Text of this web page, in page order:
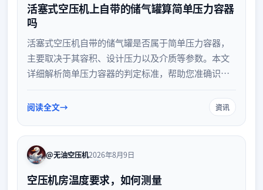
活塞式空压机上自带的储气罐算简单压力容器
吗
活塞式空压机自带的储气罐是否属于简单压力容器，
主要取决于其容积、设计压力以及介质等参数。本文
详细解析简单压力容器的判定标准，帮助您准确识别
确保生产合规与安全。
阅读全文 资讯
@无油空压机2026年8月9日
空压机房温度要求，如何测量